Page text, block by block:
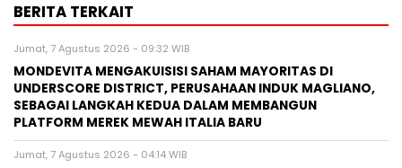
BERITA TERKAIT
Jumat, 7 Agustus 2026 - 09:32 WIB
MONDEVITA MENGAKUISISI SAHAM MAYORITAS DI
UNDERSCORE DISTRICT, PERUSAHAAN INDUK MAGLIANO,
SEBAGAI LANGKAH KEDUA DALAM MEMBANGUN
PLATFORM MEREK MEWAH ITALIA BARU
Jumat, 7 Agustus 2026 - 04:14 WIB